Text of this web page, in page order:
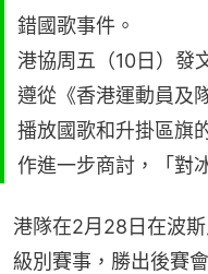
錯國歌事件。
港協周五（10日）發
遵從《香港運動員及
播放國歌和升掛區旗
作進一步商討，「對
港隊在2月28日在波
級別賽事，勝出後賽